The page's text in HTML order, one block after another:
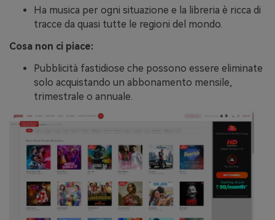
Ha musica per ogni situazione e la libreria è ricca di
tracce da quasi tutte le regioni del mondo.
Cosa non ci piace:
Pubblicità fastidiose che possono essere eliminate
solo acquistando un abbonamento mensile,
trimestrale o annuale.